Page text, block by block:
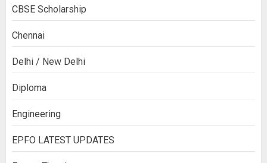
CBSE Scholarship
Chennai
Delhi / New Delhi
Diploma
Engineering
EPFO LATEST UPDATES